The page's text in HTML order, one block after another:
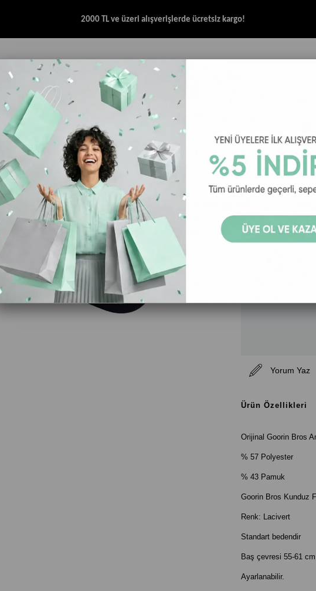
2000 TL ve üzeri alışverişlerde ücretsiz kargo!
AYAKKABI TERLİK & SANDALET AKSESUAR HALAT & İP SANDALET
Goorin Bros Şapka - Honeywell
Goorin
Goorin Bros
Yorum Yaz
Ürün Özellikleri
Orijinal Goorin Bros
% 57 Polyester
% 43 Pamuk
Goorin Bros Kunduz
Renk: Lacivert
Standart bedendir
Baş çevresi 55-61 cm
Ayarlanabilir.